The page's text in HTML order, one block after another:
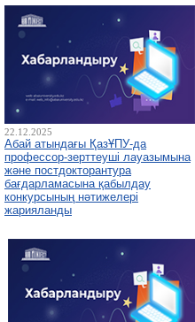
22.12.2025
Абай атындағы ҚазҰПУ-да
профессор-зерттеуші лауазымына
және постдокторантура
бағдарламасына қабылдау
конкурсының нәтижелері
жарияланды